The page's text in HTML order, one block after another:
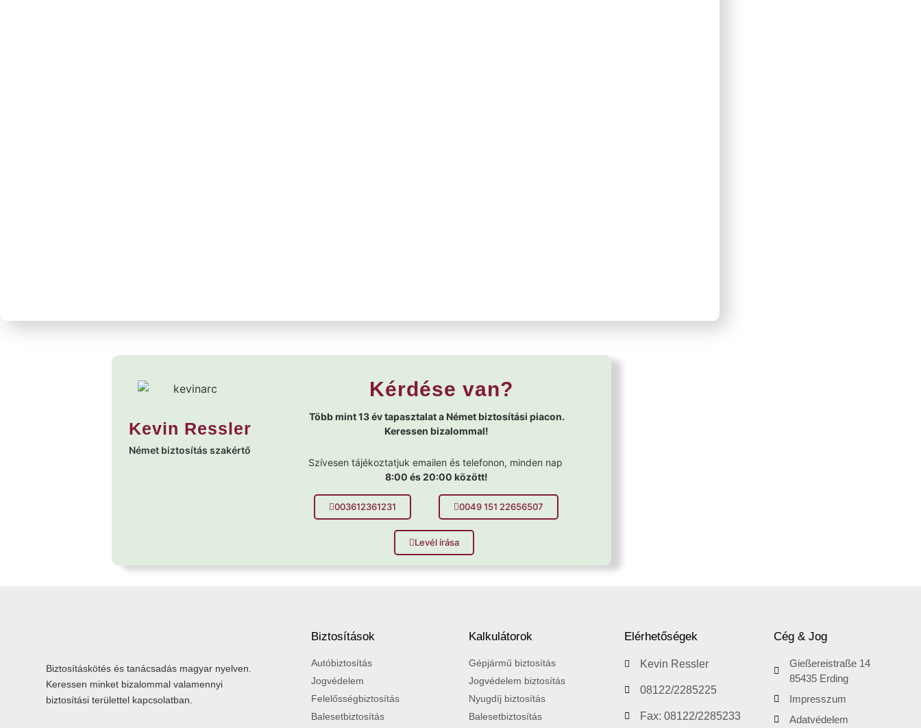
Kevin Ressler
Német biztosítás szakértő
Kérdése van?
Több mint 13 év tapasztalat a Német biztosítási piacon.
Keressen bizalommal!
Szívesen tájékoztatjuk emailen és telefonon, minden nap
8:00 és 20:00 között!
003612361231 0049 151 22656507
Levél írása
Biztosításkötés és tanácsadás magyar nyelven.
Keressen minket bizalommal valamennyi
biztosítási területtel kapcsolatban.
Biztosítások
Autóbiztosítás
Jogvédelem
Felelősségbiztosítás
Balesetbiztosítás
Kalkulátorok
Gépjármű biztosítás
Jogvédelem biztosítás
Nyugdíj biztosítás
Balesetbiztosítás
Elérhetőségek
Kevin Ressler
08122/2285225
Fax: 08122/2285233
Cég & Jog
Gießereistraße 14
85435 Erding
Impresszum
Adatvédelem